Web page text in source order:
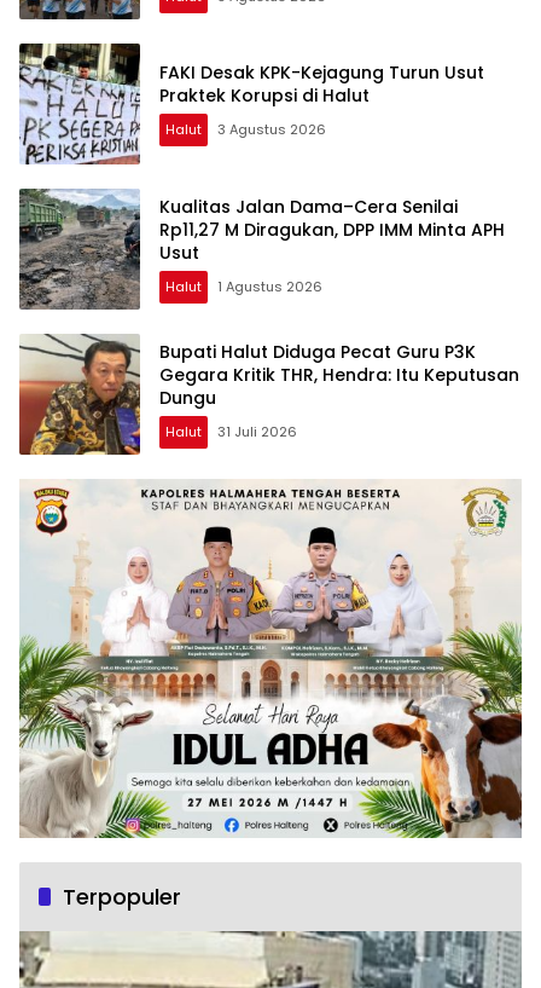
FAKI Desak KPK-Kejagung Turun Usut
Praktek Korupsi di Halut
Halut 3 Agustus 2026
Kualitas Jalan Dama–Cera Senilai
Rp11,27 M Diragukan, DPP IMM Minta APH
Usut
Halut 1 Agustus 2026
Bupati Halut Diduga Pecat Guru P3K
Gegara Kritik THR, Hendra: Itu Keputusan
Dungu
Halut 31 Juli 2026
Terpopuler